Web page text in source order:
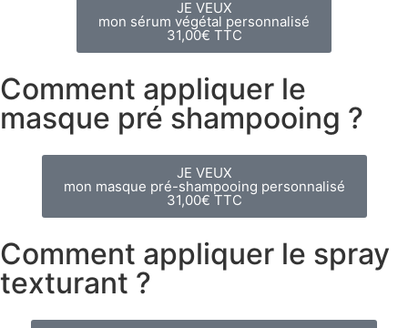
JE VEUX
mon sérum végétal personnalisé
31,00€ TTC
Comment appliquer le
masque pré shampooing ?
JE VEUX
mon masque pré-shampooing personnalisé
31,00€ TTC
Comment appliquer le spray
texturant ?